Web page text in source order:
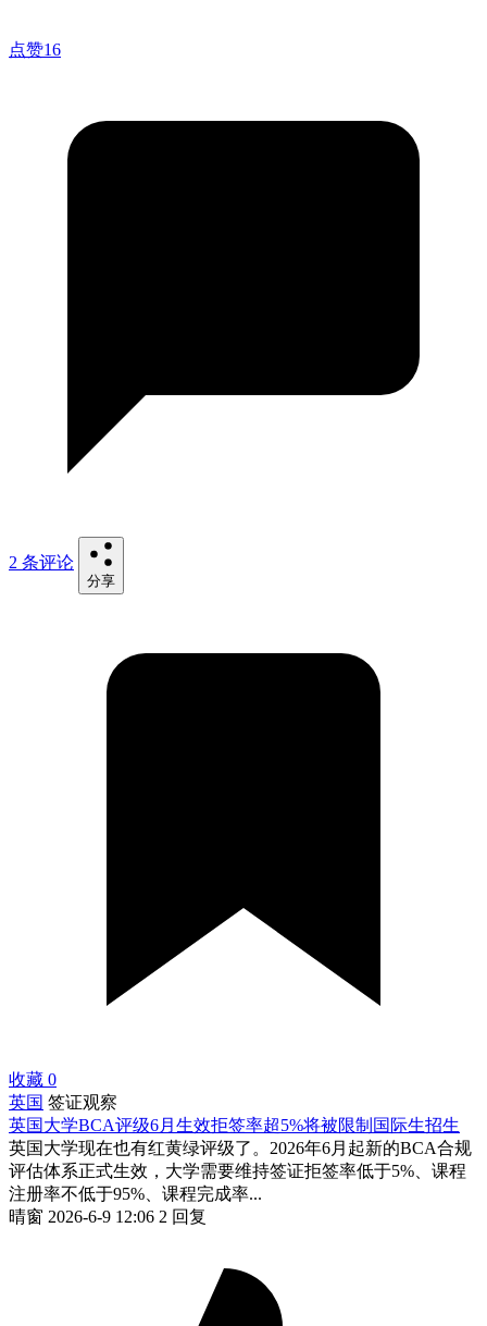
点赞16
2 条评论
分享
收藏 0
英国 签证观察
英国大学BCA评级6月生效拒签率超5%将被限制国际生招生
英国大学现在也有红黄绿评级了。2026年6月起新的BCA合规
评估体系正式生效，大学需要维持签证拒签率低于5%、课程
注册率不低于95%、课程完成率...
晴窗 2026-6-9 12:06 2 回复